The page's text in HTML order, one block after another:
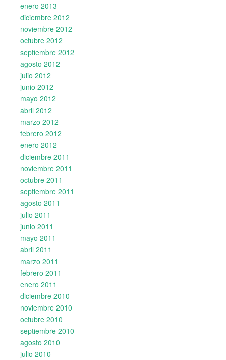
enero 2013
diciembre 2012
noviembre 2012
octubre 2012
septiembre 2012
agosto 2012
julio 2012
junio 2012
mayo 2012
abril 2012
marzo 2012
febrero 2012
enero 2012
diciembre 2011
noviembre 2011
octubre 2011
septiembre 2011
agosto 2011
julio 2011
junio 2011
mayo 2011
abril 2011
marzo 2011
febrero 2011
enero 2011
diciembre 2010
noviembre 2010
octubre 2010
septiembre 2010
agosto 2010
julio 2010